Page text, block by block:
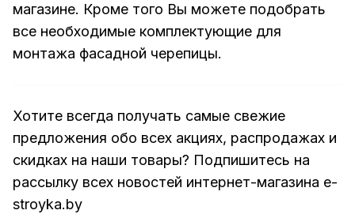
магазине. Кроме того Вы можете подобрать
все необходимые комплектующие для
монтажа фасадной черепицы.
Хотите всегда получать самые свежие
предложения обо всех акциях, распродажах и
скидках на наши товары? Подпишитесь на
рассылку всех новостей интернет-магазина e-
stroyka.by